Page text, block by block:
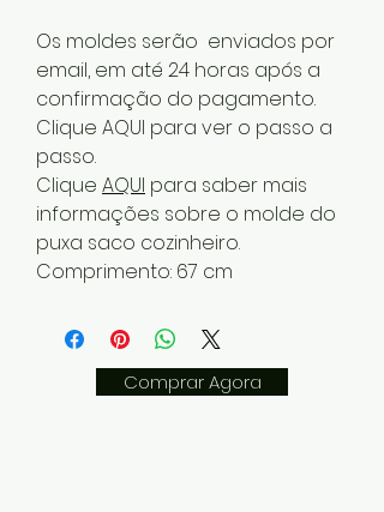
Os moldes serão enviados por
email, em até 24 horas após a
confirmação do pagamento.
Clique AQUI para ver o passo a
passo.
Clique AQUI para saber mais
informações sobre o molde do
puxa saco cozinheiro.
Comprimento: 67 cm
Comprar Agora